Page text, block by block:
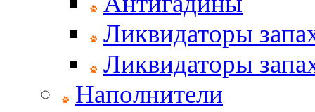
Ликвидаторы
Ликвидаторы
Наполнители